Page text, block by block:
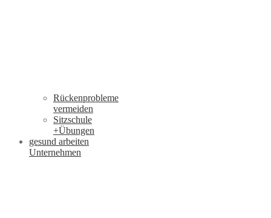
Rückenprobleme
vermeiden
Sitzschule
+Übungen
gesund arbeiten
Unternehmen